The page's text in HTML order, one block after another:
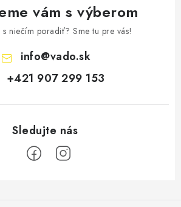
vám s výberom
s niečím poradiť? Sme tu pre vás!
info@vado.sk
+421 907 299 153